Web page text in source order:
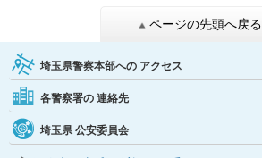
ページの先頭へ戻る
埼玉県警察本部への アクセス
各警察署の 連絡先
埼玉県 公安委員会